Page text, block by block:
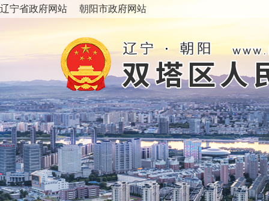
辽宁省政府网站 朝阳市政府网站